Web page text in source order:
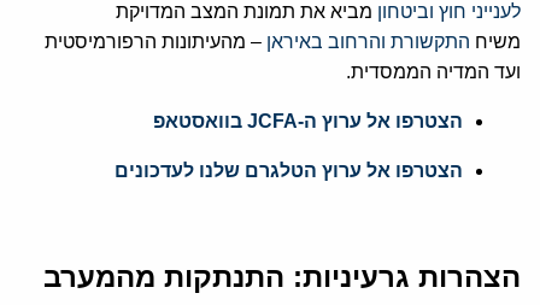
לענייני חוץ וביטחון מביא את תמונת המצב המדויקת
משיח התקשורת והרחוב באיראן – מהעיתונות הרפורמיסטית
ועד המדיה הממסדית.
הצטרפו אל ערוץ ה-JCFA בוואסטאפ
הצטרפו אל ערוץ הטלגרם שלנו לעדכונים
הצהרות גרעיניות: התנתקות מהמערב